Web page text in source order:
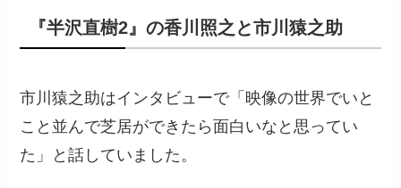
『半沢直樹2』の香川照之と市川猿之助
市川猿之助はインタビューで「映像の世界でいと
こと並んで芝居ができたら面白いなと思ってい
た」と話していました。